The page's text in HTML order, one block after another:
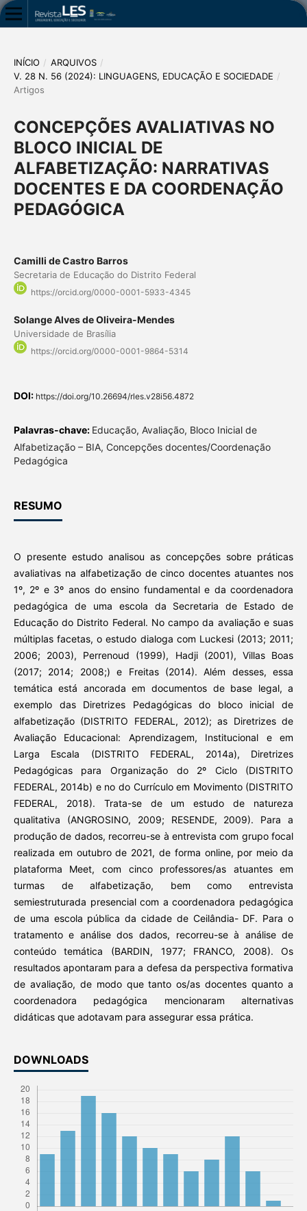
INÍCIO / ARQUIVOS /
V. 28 N. 56 (2024): LINGUAGENS, EDUCAÇÃO E SOCIEDADE /
Artigos
CONCEPÇÕES AVALIATIVAS NO
BLOCO INICIAL DE
ALFABETIZAÇÃO: NARRATIVAS
DOCENTES E DA COORDENAÇÃO
PEDAGÓGICA
Camilli de Castro Barros
Secretaria de Educação do Distrito Federal
https://orcid.org/0000-0001-5933-4345
Solange Alves de Oliveira-Mendes
Universidade de Brasília
https://orcid.org/0000-0001-9864-5314
DOI: https://doi.org/10.26694/rles.v28i56.4872
Palavras-chave: Educação, Avaliação, Bloco Inicial de
Alfabetização – BIA, Concepções docentes/Coordenação
Pedagógica
RESUMO
O presente estudo analisou as concepções sobre práticas
avaliativas na alfabetização de cinco docentes atuantes nos
1º, 2º e 3º anos do ensino fundamental e da coordenadora
pedagógica de uma escola da Secretaria de Estado de
Educação do Distrito Federal. No campo da avaliação e suas
múltiplas facetas, o estudo dialoga com Luckesi (2013; 2011;
2006; 2003), Perrenoud (1999), Hadji (2001), Villas Boas
(2017; 2014; 2008;) e Freitas (2014). Além desses, essa
temática está ancorada em documentos de base legal, a
exemplo das Diretrizes Pedagógicas do bloco inicial de
alfabetização (DISTRITO FEDERAL, 2012); as Diretrizes de
Avaliação Educacional: Aprendizagem, Institucional e em
Larga Escala (DISTRITO FEDERAL, 2014a), Diretrizes
Pedagógicas para Organização do 2º Ciclo (DISTRITO
FEDERAL, 2014b) e no do Currículo em Movimento (DISTRITO
FEDERAL, 2018). Trata-se de um estudo de natureza
qualitativa (ANGROSINO, 2009; RESENDE, 2009). Para a
produção de dados, recorreu-se à entrevista com grupo focal
realizada em outubro de 2021, de forma online, por meio da
plataforma Meet, com cinco professores/as atuantes em
turmas de alfabetização, bem como entrevista
semiestruturada presencial com a coordenadora pedagógica
de uma escola pública da cidade de Ceilândia- DF. Para o
tratamento e análise dos dados, recorreu-se à análise de
conteúdo temática (BARDIN, 1977; FRANCO, 2008). Os
resultados apontaram para a defesa da perspectiva formativa
de avaliação, de modo que tanto os/as docentes quanto a
coordenadora pedagógica mencionaram alternativas
didáticas que adotavam para assegurar essa prática.
DOWNLOADS